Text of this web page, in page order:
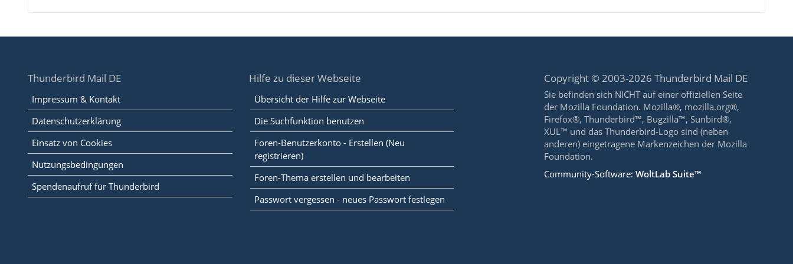
Thunderbird Mail DE
Impressum & Kontakt
Datenschutzerklärung
Einsatz von Cookies
Nutzungsbedingungen
Spendenaufruf für Thunderbird
Hilfe zu dieser Webseite
Übersicht der Hilfe zur Webseite
Die Suchfunktion benutzen
Foren-Benutzerkonto - Erstellen (Neu
registrieren)
Foren-Thema erstellen und bearbeiten
Passwort vergessen - neues Passwort festlegen
Copyright © 2003-2026 Thunderbird Mail DE
Sie befinden sich NICHT auf einer offiziellen Seite
der Mozilla Foundation. Mozilla®, mozilla.org®,
Firefox®, Thunderbird™, Bugzilla™, Sunbird®,
XUL™ und das Thunderbird-Logo sind (neben
anderen) eingetragene Markenzeichen der Mozilla
Foundation.
Community-Software:WoltLab Suite™